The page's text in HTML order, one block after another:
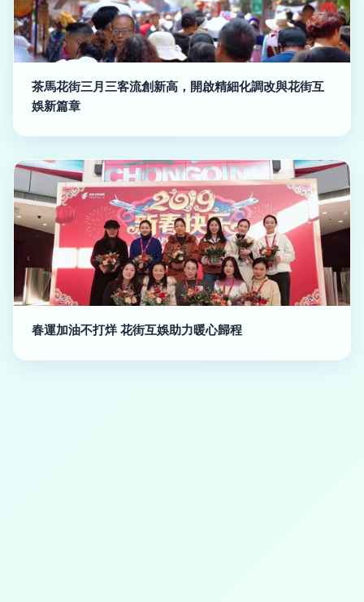
茶馬花街三月三客流創新高，開啟精細化調改與花街互
娛新篇章
春運加油不打烊 花街互娛助力暖心歸程